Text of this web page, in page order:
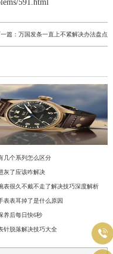
591.html
篇：万国发条一直上不紧解决办法盘点
几个系列怎么区分
灰了应该咋解决
表很久不戴不走了解决技巧深度解析
表表耳掉了是什么原因
养后每日快6秒
针脱落解决技巧大全 